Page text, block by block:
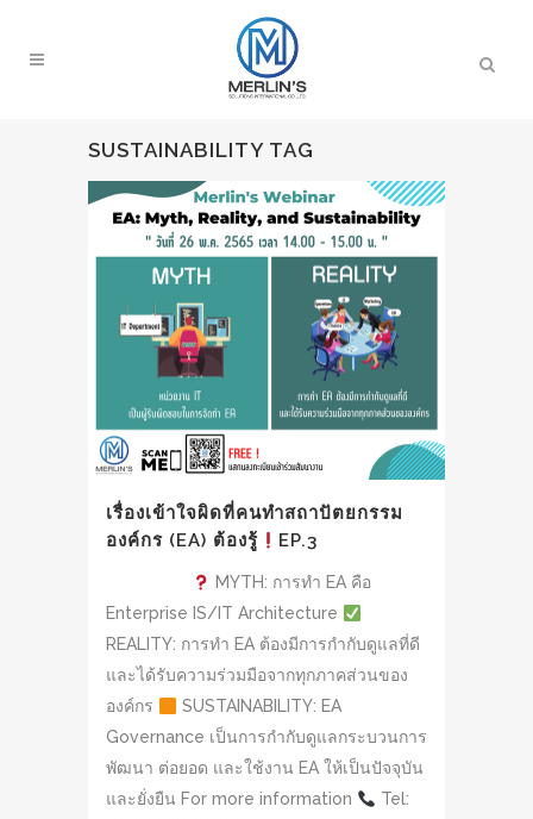
SUSTAINABILITY TAG
เรื่องเข้าใจผิดที่คนทำสถาปัตยกรรม
องค์กร (EA) ต้องรู้
EP.3
MYTH: การทำ EA คือ
Enterprise IS/IT Architecture
REALITY: การทำ EA ต้องมีการกำกับดูแลที่ดี
และได้รับความร่วมมือจากทุกภาคส่วนของ
องค์กร
SUSTAINABILITY: EA
Governance เป็นการกำกับดูแลกระบวนการ
พัฒนา ต่อยอด และใช้งาน EA ให้เป็นปัจจุบัน
และยั่งยืน For more information
Tel: